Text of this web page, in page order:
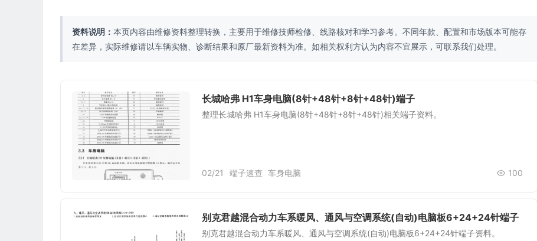
资料说明： 本页内容由维修资料整理转换，主要用于维修技师检修、线路核对和学习参考。不同年款、配置和市场版本可能存
在差异，实际维修请以车辆实物、诊断结果和原厂最新资料为准。如相关权利方认为内容不宜展示，可联系我们处理。
长城哈弗 H1车身电脑(8针+48针+8针+48针)端子
整理长城哈弗 H1车身电脑(8针+48针+8针+48针)相关端子资料。
02/21 100
端子速查 车身电脑
别克君越混合动力车系暖风、通风与空调系统(自动)电脑板6+24+24针端子
别克君越混合动力车系暖风、通风与空调系统(自动)电脑板6+24+24针端子资料。